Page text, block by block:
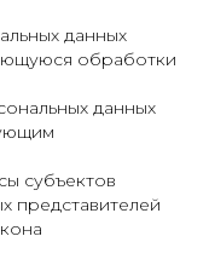
данных
обработки
данных
субъектов
представителей